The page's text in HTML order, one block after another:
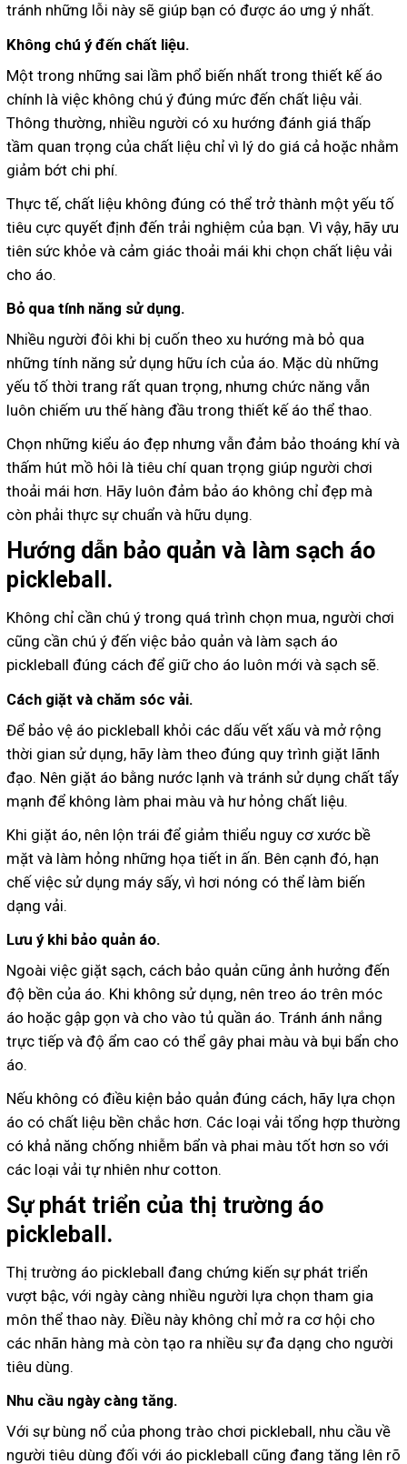
tránh những lỗi này sẽ giúp bạn có được áo ưng ý nhất.
Không chú ý đến chất liệu.
Một trong những sai lầm phổ biến nhất trong thiết kế áo
chính là việc không chú ý đúng mức đến chất liệu vải.
Thông thường, nhiều người có xu hướng đánh giá thấp
tầm quan trọng của chất liệu chỉ vì lý do giá cả hoặc nhằm
giảm bớt chi phí.
Thực tế, chất liệu không đúng có thể trở thành một yếu tố
tiêu cực quyết định đến trải nghiệm của bạn. Vì vậy, hãy ưu
tiên sức khỏe và cảm giác thoải mái khi chọn chất liệu vải
cho áo.
Bỏ qua tính năng sử dụng.
Nhiều người đôi khi bị cuốn theo xu hướng mà bỏ qua
những tính năng sử dụng hữu ích của áo. Mặc dù những
yếu tố thời trang rất quan trọng, nhưng chức năng vẫn
luôn chiếm ưu thế hàng đầu trong thiết kế áo thể thao.
Chọn những kiểu áo đẹp nhưng vẫn đảm bảo thoáng khí và
thấm hút mồ hôi là tiêu chí quan trọng giúp người chơi
thoải mái hơn. Hãy luôn đảm bảo áo không chỉ đẹp mà
còn phải thực sự chuẩn và hữu dụng.
Hướng dẫn bảo quản và làm sạch áo
pickleball.
Không chỉ cần chú ý trong quá trình chọn mua, người chơi
cũng cần chú ý đến việc bảo quản và làm sạch áo
pickleball đúng cách để giữ cho áo luôn mới và sạch sẽ.
Cách giặt và chăm sóc vải.
Để bảo vệ áo pickleball khỏi các dấu vết xấu và mở rộng
thời gian sử dụng, hãy làm theo đúng quy trình giặt lãnh
đạo. Nên giặt áo bằng nước lạnh và tránh sử dụng chất tẩy
mạnh để không làm phai màu và hư hỏng chất liệu.
Khi giặt áo, nên lộn trái để giảm thiểu nguy cơ xước bề
mặt và làm hỏng những họa tiết in ấn. Bên cạnh đó, hạn
chế việc sử dụng máy sấy, vì hơi nóng có thể làm biến
dạng vải.
Lưu ý khi bảo quản áo.
Ngoài việc giặt sạch, cách bảo quản cũng ảnh hưởng đến
độ bền của áo. Khi không sử dụng, nên treo áo trên móc
áo hoặc gập gọn và cho vào tủ quần áo. Tránh ánh nắng
trực tiếp và độ ẩm cao có thể gây phai màu và bụi bẩn cho
áo.
Nếu không có điều kiện bảo quản đúng cách, hãy lựa chọn
áo có chất liệu bền chắc hơn. Các loại vải tổng hợp thường
có khả năng chống nhiễm bẩn và phai màu tốt hơn so với
các loại vải tự nhiên như cotton.
Sự phát triển của thị trường áo
pickleball.
Thị trường áo pickleball đang chứng kiến sự phát triển
vượt bậc, với ngày càng nhiều người lựa chọn tham gia
môn thể thao này. Điều này không chỉ mở ra cơ hội cho
các nhãn hàng mà còn tạo ra nhiều sự đa dạng cho người
tiêu dùng.
Nhu cầu ngày càng tăng.
Với sự bùng nổ của phong trào chơi pickleball, nhu cầu về
người tiêu dùng đối với áo pickleball cũng đang tăng lên rõ